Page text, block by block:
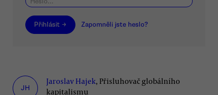
Přihlásit → Zapomněli jste heslo?
JH
Jaroslav Hajek, Přisluhovač globálního
kapitalismu